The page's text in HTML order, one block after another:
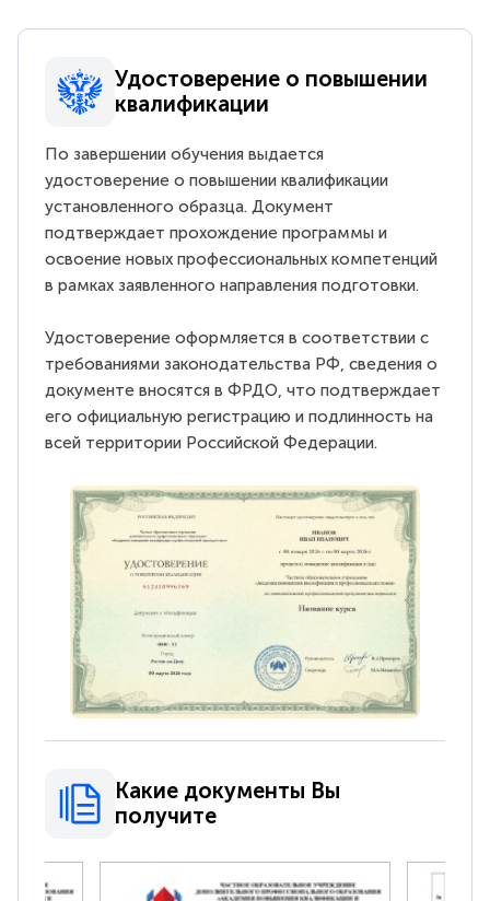
Удостоверение о повышении
квалификации
По завершении обучения выдается
удостоверение о повышении квалификации
установленного образца. Документ
подтверждает прохождение программы и
освоение новых профессиональных компетенций
в рамках заявленного направления подготовки.
Удостоверение оформляется в соответствии с
требованиями законодательства РФ, сведения о
документе вносятся в ФРДО, что подтверждает
его официальную регистрацию и подлинность на
всей территории Российской Федерации.
Какие документы Вы
получите